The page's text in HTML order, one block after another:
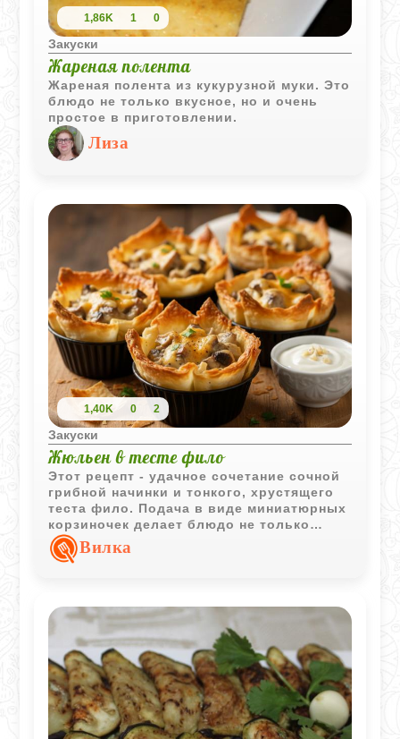
1,86K 1 0
Закуски
Жареная полента
Жареная полента из кукурузной муки. Это
блюдо не только вкусное, но и очень
простое в приготовлении.
Лиза
1,40K 0 2
Закуски
Жюльен в тесте фило
Этот рецепт - удачное сочетание сочной
грибной начинки и тонкого, хрустящего
теста фило. Подача в виде миниатюрных
корзиночек делает блюдо не только
аппетитным, но и нарядным. Такие
жюльены отлично смотрятся на
красиво и просто в приготовлении.
Вилка